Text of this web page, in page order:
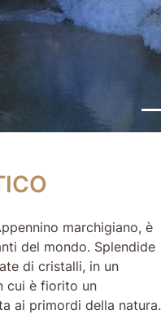
marchigiano, è
del mondo. Splendide
di cristalli, in un
cui è fiorito un
ai primordi della natura.